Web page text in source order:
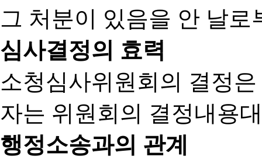
그 처분이 있음을 안 날로
심사결정의 효력
소청심사위원회의 결정
자는 위원회의 결정내용
행정소송과의 관계